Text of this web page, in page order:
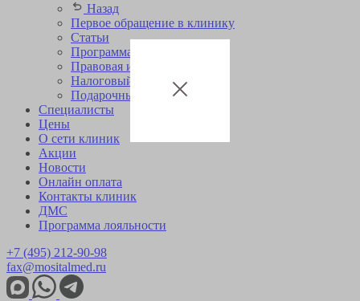
Назад
Первое обращение в клинику
Статьи
Программа лояльности
Правовая информация
Налоговый вычет
Подарочные сертификаты
Специалисты
Цены
О сети клиник
Акции
Новости
Онлайн оплата
Контакты клиник
ДМС
Программа лояльности
+7 (495) 212-90-98
fax@mositalmed.ru